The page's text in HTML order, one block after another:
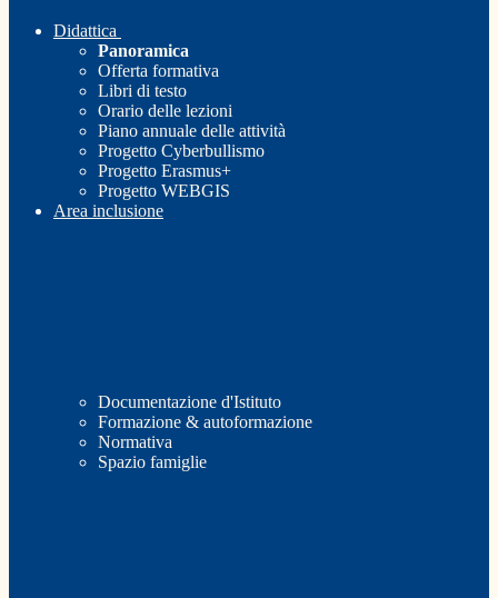
Didattica
Panoramica
Offerta formativa
Libri di testo
Orario delle lezioni
Piano annuale delle attività
Progetto Cyberbullismo
Progetto Erasmus+
Progetto WEBGIS
Area inclusione
Documentazione d'Istituto
Formazione & autoformazione
Normativa
Spazio famiglie